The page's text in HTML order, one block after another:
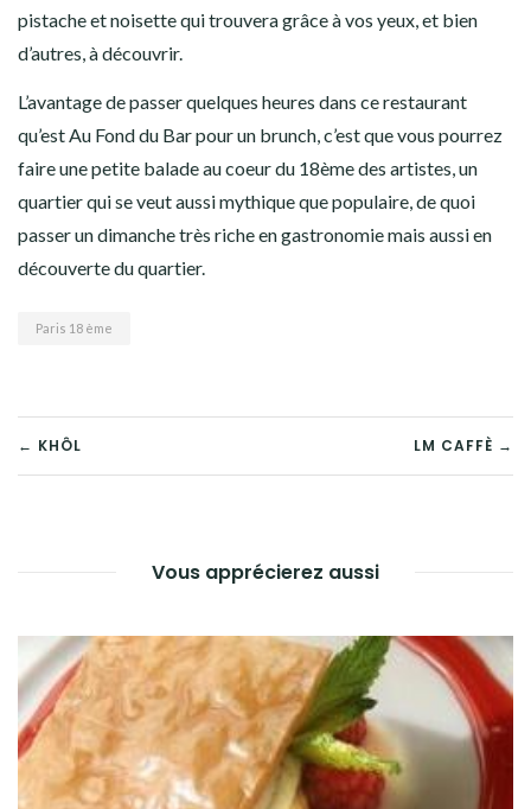
pistache et noisette qui trouvera grâce à vos yeux, et bien
d’autres, à découvrir.
L’avantage de passer quelques heures dans ce restaurant
qu’est Au Fond du Bar pour un brunch, c’est que vous pourrez
faire une petite balade au coeur du 18ème des artistes, un
quartier qui se veut aussi mythique que populaire, de quoi
passer un dimanche très riche en gastronomie mais aussi en
découverte du quartier.
Paris 18 ème
NAVIGATION
← KHÔL LM CAFFÈ →
Vous apprécierez aussi